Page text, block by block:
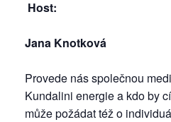
Host:
Jana Knotková
Provede nás společnou
Kundalini energie a kdo by
může požádat též o